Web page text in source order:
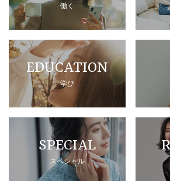
働く
EDUCATION
学び
SPECIAL
スペシャル